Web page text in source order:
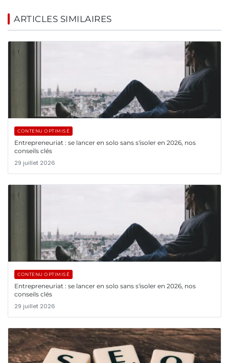
ARTICLES SIMILAIRES
CONTENU OPTIMISÉ
Entrepreneuriat : se lancer en solo sans s'isoler en 2026, nos
conseils clés
29 juillet 2026
CONTENU OPTIMISÉ
Entrepreneuriat : se lancer en solo sans s'isoler en 2026, nos
conseils clés
29 juillet 2026